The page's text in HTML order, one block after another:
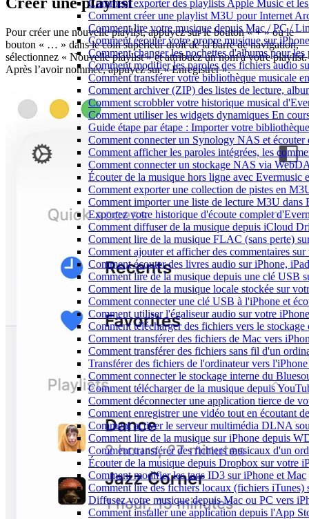
Comment exporter des playlists Apple Music et
Comment créer une playlist M3U pour Internet
Comment lire votre musique depuis Mac / PC /
Comment écouter votre propre musique sur
Comment changer les pochettes d'albums pour
Comment modifier les paroles des fichiers audio
Comment transférer votre bibliothèque musicale
Comment archiver (ZIP) des listes de lecture,
Comment scrobbler votre historique musical
Comment utiliser les widgets dynamiques En
Guide étape par étape : Importer votre
Comment connecter un Synology NAS et
Comment afficher les paroles intégrées, les
Comment connecter un stockage NAS via
Écouter de la musique hors ligne avec
Comment exporter une collection de pistes en
Comment importer une liste de lecture M3U dans
Exportez votre historique d'écoute complet
Comment diffuser de la musique depuis iCloud
Comment lire de la musique FLAC (sans perte)
Comment ajouter et afficher des commentaires
Comment écouter des livres audio sur iPhone,
Comment lire de la musique depuis une clé USB
Comment lire de la musique locale stockée sur
Comment connecter une clé USB à l'iPhone et
Comment utiliser l'égaliseur audio sur votre
Comment télécharger des fichiers vers le
Comment transférer des fichiers de Mac vers
Comment transférer des fichiers sans fil d'un
Transférer des fichiers de l'ordinateur vers
Comment connecter le stockage interne du
Comment télécharger de la musique depuis
Comment déconnecter une application tierce de
Comment enregistrer une vidéo tout en écoutant
Comment activer le serveur multimédia DLNA
Comment lire de la musique sur iPhone depuis
Comment transférer des fichiers musicaux d'un
Écouter de la musique depuis Dropbox sur votre
Comment modifier les tags ID3 sur iPhone et Mac
Comment lire des fichiers locaux (fichiers iTunes)
Diffusez votre musique depuis Mac ou PC vers
Comment installer une application depuis l'App
Pour créer une nouvelle playlist, appuyez sur le bouton « + » ou le
bouton « … » dans le coin supérieur droit de la barre de navigation,
sélectionnez « Nouvelle playlist » et attribuez un nom à votre playlist.
Après l’avoir nommée, appuyez sur « Enregistrer ».